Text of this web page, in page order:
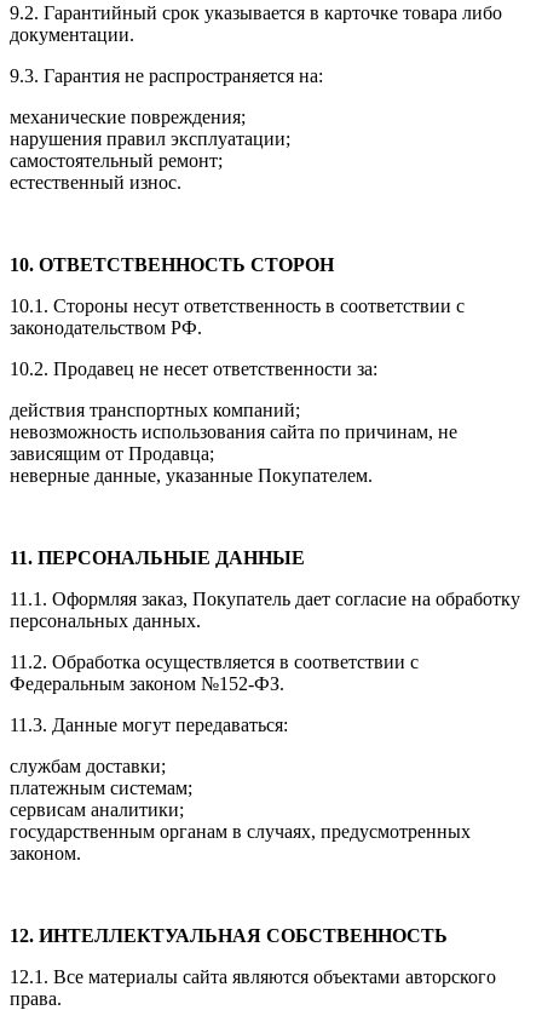
9.2. Гарантийный срок указывается в карточке товара либо
документации.
9.3. Гарантия не распространяется на:
механические повреждения;
нарушения правил эксплуатации;
самостоятельный ремонт;
естественный износ.
10. ОТВЕТСТВЕННОСТЬ СТОРОН
10.1. Стороны несут ответственность в соответствии с
законодательством РФ.
10.2. Продавец не несет ответственности за:
действия транспортных компаний;
невозможность использования сайта по причинам, не
зависящим от Продавца;
неверные данные, указанные Покупателем.
11. ПЕРСОНАЛЬНЫЕ ДАННЫЕ
11.1. Оформляя заказ, Покупатель дает согласие на обработку
персональных данных.
11.2. Обработка осуществляется в соответствии с
Федеральным законом №152-ФЗ.
11.3. Данные могут передаваться:
службам доставки;
платежным системам;
сервисам аналитики;
государственным органам в случаях, предусмотренных
законом.
12. ИНТЕЛЛЕКТУАЛЬНАЯ СОБСТВЕННОСТЬ
12.1. Все материалы сайта являются объектами авторского
права.